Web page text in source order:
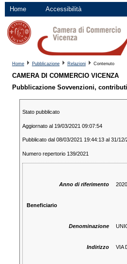
Home Accessibilità
Home Pubblicazione Relazioni Contenuto
CAMERA DI COMMERCIO VICENZA
Pubblicazione Sovvenzioni,
Stato pubblicato
Aggiornato al 19/03/2021 09:07:54
Pubblicato dal 08/03/2021 19:44:13 al 31/
Numero repertorio 139/2021
Anno di riferimento 2020
Beneficiario
Denominazione
Indirizzo VIA